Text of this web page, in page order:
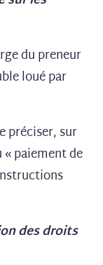
du preneur
loué par
préciser, sur
paiement de
des droits